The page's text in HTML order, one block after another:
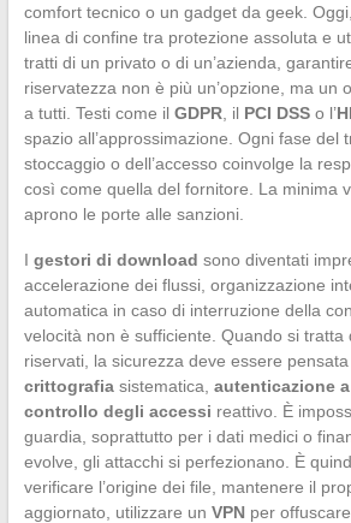
comfort tecnico o un gadget da geek.
linea di confine tra protezione assoluta e
tratti di un privato o di un’azienda,
riservatezza non è più un’opzione, ma un
a tutti. Testi come il GDPR, il PCI DSSo l’
spazio all’approssimazione. Ogni fase del
stoccaggio o dell’accesso coinvolge la
così come quella del fornitore. La minima
aprono le porte alle sanzioni.
I gestori di download sono diventati
accelerazione dei flussi, organizzazione
automatica in caso di interruzione della
velocità non è sufficiente. Quando si tratta
riservati, la sicurezza deve essere pensata
crittografiasistematica, autenticazione
controllo degli accessi reattivo. È
guardia, soprattutto per i dati medici o
evolve, gli attacchi si perfezionano. È
verificare l’origine dei file, mantenere il
aggiornato, utilizzare un VPNper